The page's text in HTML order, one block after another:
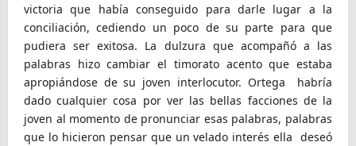
victoria que había conseguido para darle lugar a la
conciliación, cediendo un poco de su parte para que
pudiera ser exitosa. La dulzura que acompañó a las
palabras hizo cambiar el timorato acento que estaba
apropiándose de su joven interlocutor. Ortega habría
dado cualquier cosa por ver las bellas facciones de la
joven al momento de pronunciar esas palabras, palabras
que lo hicieron pensar que un velado interés ella deseó